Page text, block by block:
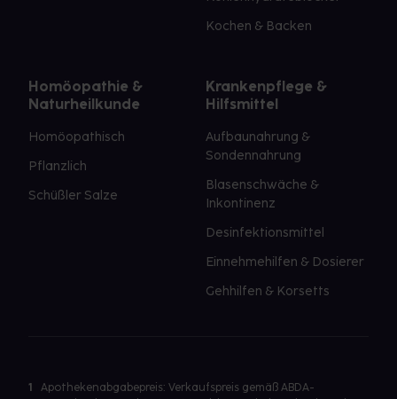
Kochen & Backen
Homöopathie &
Naturheilkunde
Homöopathisch
Pflanzlich
Schüßler Salze
Krankenpflege &
Hilfsmittel
Aufbaunahrung &
Sondennahrung
Blasenschwäche &
Inkontinenz
Desinfektionsmittel
Einnehmehilfen & Dosierer
Gehhilfen & Korsetts
1
Apothekenabgabepreis: Verkaufspreis gemäß ABDA-